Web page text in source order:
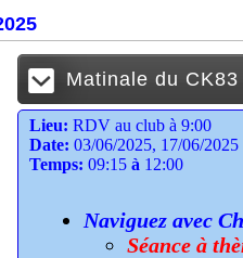
Matinale du
Lieu: RDV au club à 9:00
Date: 03/06/2025, 17/06/2025
Temps: 09:15 à 12:00
Naviguez avec
Séance à